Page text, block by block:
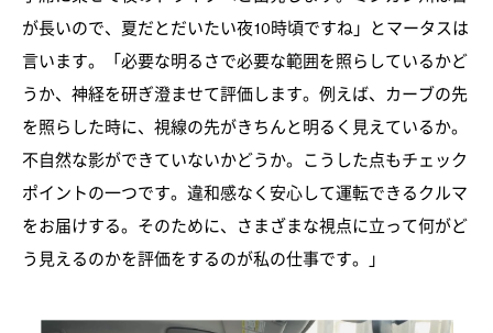
が長いので、夏だとだいたい夜10時頃ですね」とマータスは
言います。「必要な明るさで必要な範囲を照らしているかど
うか、神経を研ぎ澄ませて評価します。例えば、カーブの先
を照らした時に、視線の先がきちんと明るく見えているか。
不自然な影ができていないかどうか。こうした点もチェック
ポイントの一つです。違和感なく安心して運転できるクルマ
をお届けする。そのために、さまざまな視点に立って何がど
う見えるのかを評価をするのが私の仕事です。」